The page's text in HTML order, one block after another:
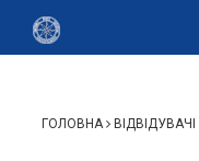
ГОЛОВНА ВІДВІДУВАЧІ